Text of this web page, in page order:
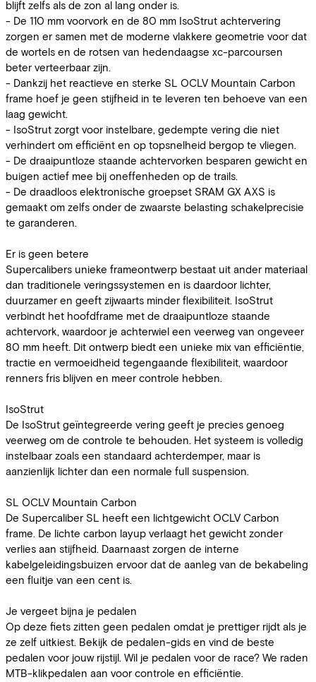
blijft zelfs als de zon al lang onder is.
- De 110 mm voorvork en de 80 mm IsoStrut achtervering
zorgen er samen met de moderne vlakkere geometrie voor dat
de wortels en de rotsen van hedendaagse xc-parcoursen
beter verteerbaar zijn.
- Dankzij het reactieve en sterke SL OCLV Mountain Carbon
frame hoef je geen stijfheid in te leveren ten behoeve van een
laag gewicht.
- IsoStrut zorgt voor instelbare, gedempte vering die niet
verhindert om efficiënt en op topsnelheid bergop te vliegen.
- De draaipuntloze staande achtervorken besparen gewicht en
buigen actief mee bij oneffenheden op de trails.
- De draadloos elektronische groepset SRAM GX AXS is
gemaakt om zelfs onder de zwaarste belasting schakelprecisie
te garanderen.
Er is geen betere
Supercalibers unieke frameontwerp bestaat uit ander materiaal
dan traditionele veringssystemen en is daardoor lichter,
duurzamer en geeft zijwaarts minder flexibiliteit. IsoStrut
verbindt het hoofdframe met de draaipuntloze staande
achtervork, waardoor je achterwiel een veerweg van ongeveer
80 mm heeft. Dit ontwerp biedt een unieke mix van efficiëntie,
tractie en vermoeidheid tegengaande flexibiliteit, waardoor
renners fris blijven en meer controle hebben.
IsoStrut
De IsoStrut geïntegreerde vering geeft je precies genoeg
veerweg om de controle te behouden. Het systeem is volledig
instelbaar zoals een standaard achterdemper, maar is
aanzienlijk lichter dan een normale full suspension.
SL OCLV Mountain Carbon
De Supercaliber SL heeft een lichtgewicht OCLV Carbon
frame. De lichte carbon layup verlaagt het gewicht zonder
verlies aan stijfheid. Daarnaast zorgen de interne
kabelgeleidingsbuizen ervoor dat de aanleg van de bekabeling
een fluitje van een cent is.
Je vergeet bijna je pedalen
Op deze fiets zitten geen pedalen omdat je prettiger rijdt als je
ze zelf uitkiest. Bekijk de pedalen-gids en vind de beste
pedalen voor jouw rijstijl. Wil je pedalen voor de race? We raden
MTB-klikpedalen aan voor controle en efficiëntie.